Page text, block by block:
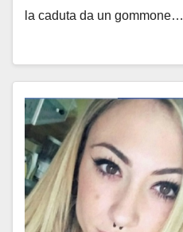
la caduta da un gommone…